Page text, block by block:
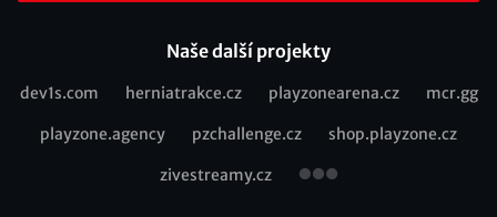
Naše další projekty
Recommended
dev1s.com herniatrakce.cz playzonearena.cz mcr.gg
playzone.agency pzchallenge.cz shop.playzone.cz
zivestreamy.cz